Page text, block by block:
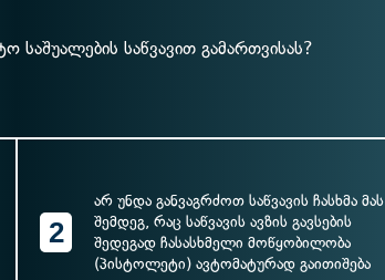
საშუალების საწვავით გამართვისას?
2
არ უნდა განვაგრძოთ საწვავის ჩასხმა მას
შემდეგ, რაც საწვავის ავზის გავსების
შედეგად ჩასასხმელი მოწყობილობა
(პისტოლეტი) ავტომატურად გაითიშება